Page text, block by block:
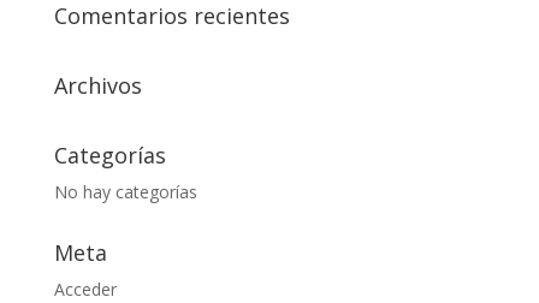
Comentarios recientes
Archivos
Categorías
No hay categorías
Meta
Acceder